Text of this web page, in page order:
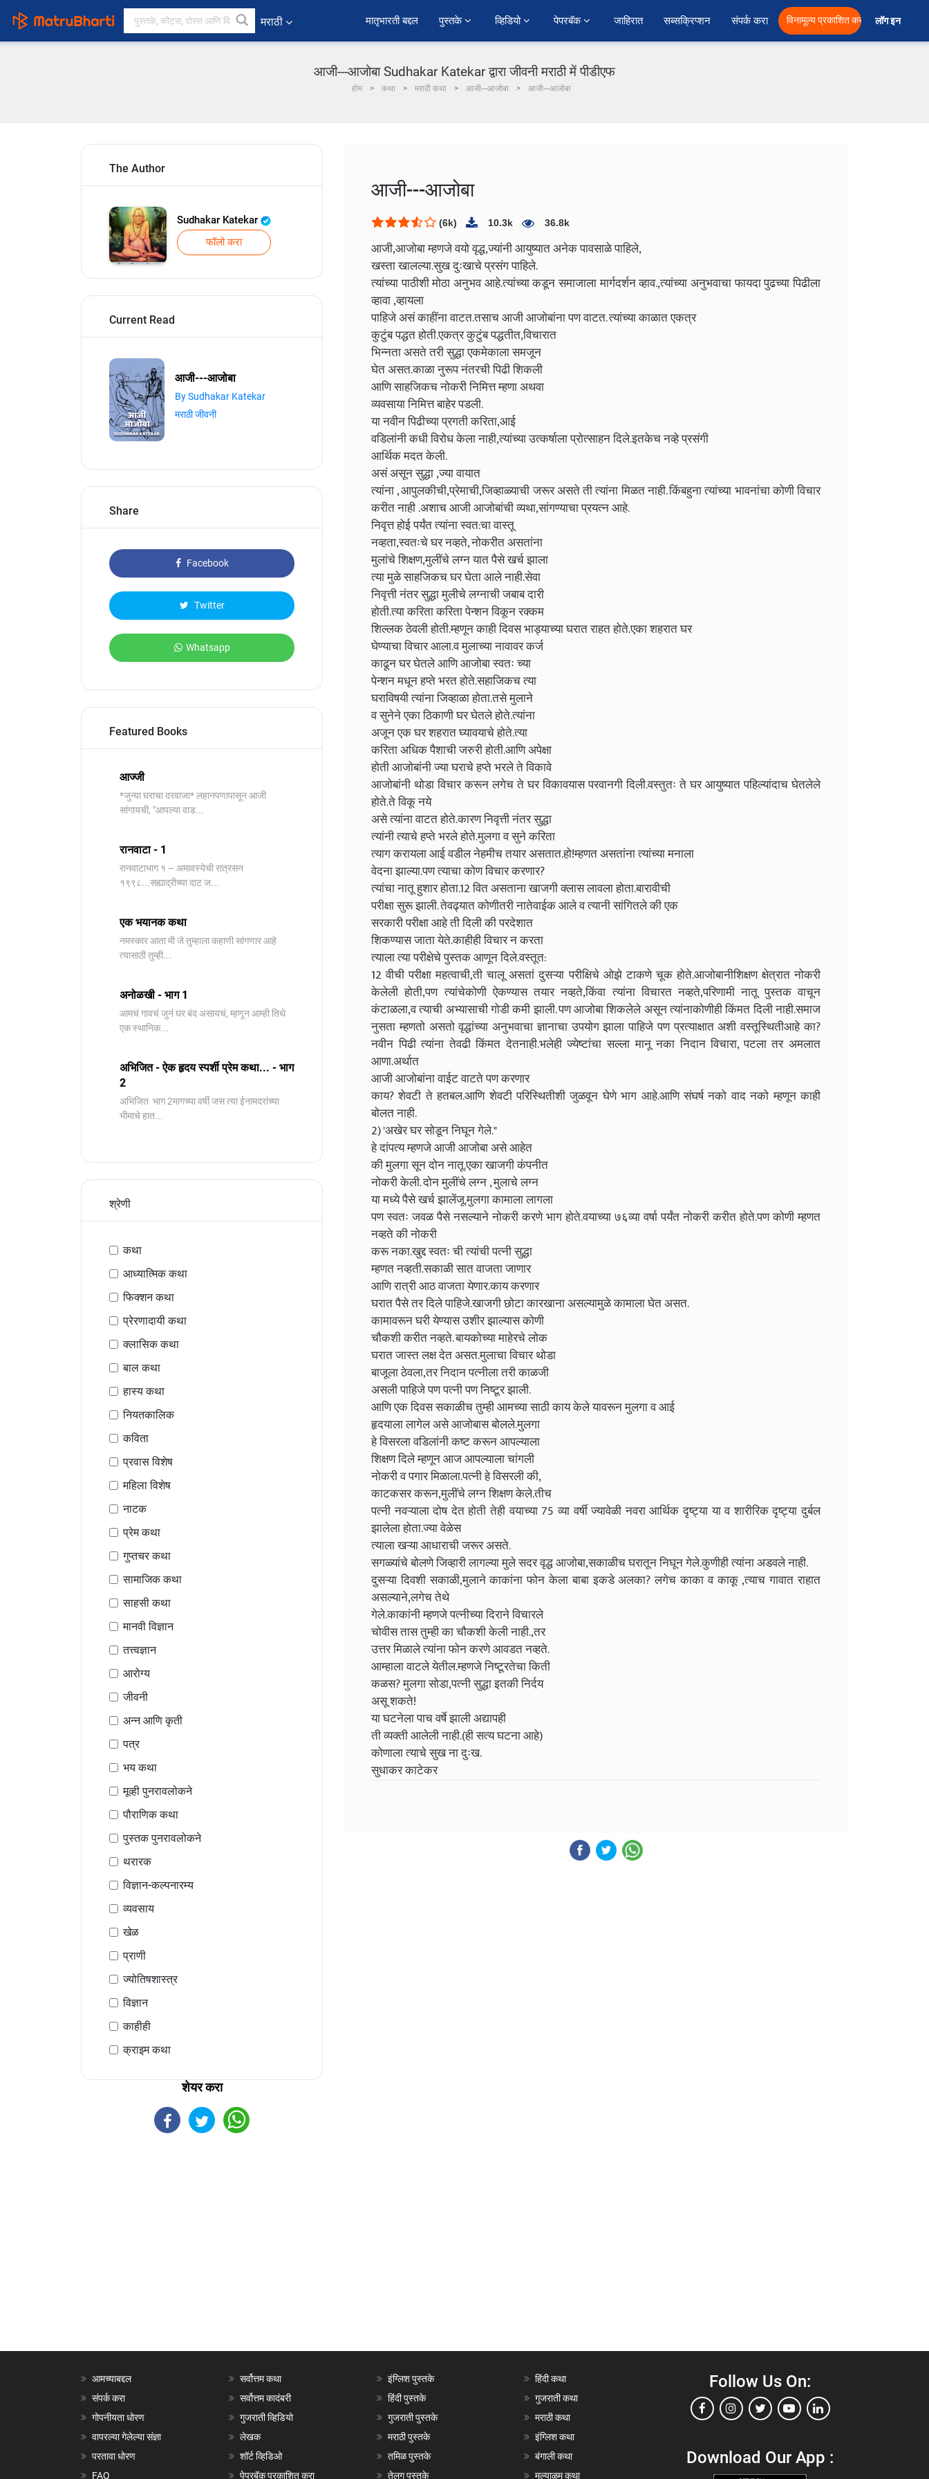
मराठी ﻿मातृभारती बद्दल पुस्तके व्हिडियो पेपरबॅक जाहिरात सब्सक्रिप्शन संपर्क करा विनामूल्य प्रकाशित करा लॉग इन
आजी---आजोबा Sudhakar Katekar द्वारा जीवनी मराठी में पीडीएफ
होम कथा मराठी कथा आजी---आजोबा आजी---आजोबा
The Author
Sudhakar Katekar
फॉलो करा
Current Read
आजी---आजोबा
By Sudhakar Katekar
मराठी जीवनी
Share
Facebook
Twitter
Whatsapp
Featured Books
आज्जी
*जुन्या घराचा दरवाजा* लहानपणापासून आजी
सांगायची, "आपल्या वाड...
रानवाटा - 1
रानवाटाभाग १ – अमावस्येची रात्रसन
१९९८...सह्याद्रीच्या दाट ज...
एक भयानक कथा
नमस्कार आता मी जे तुम्हाला कहाणी सांगणार आहे
त्यासाठी तुम्ही...
अनोळखी - भाग 1
आमचं गावचं जुनं घर बंद असायचं, म्हणून आम्ही तिथे
एक स्थानिक...
अभिजित - ऐक हृदय स्पर्शी प्रेम कथा... - भाग
2
️अभिजित ️ भाग 2मागच्या वर्षी जस त्या ईनामदरांच्या
भीमाचे हात...
श्रेणी
कथा
आध्यात्मिक कथा
फिक्शन कथा
प्रेरणादायी कथा
क्लासिक कथा
बाल कथा
हास्य कथा
नियतकालिक
कविता
प्रवास विशेष
महिला विशेष
नाटक
प्रेम कथा
गुप्तचर कथा
सामाजिक कथा
साहसी कथा
मानवी विज्ञान
तत्त्वज्ञान
आरोग्य
जीवनी
अन्न आणि कृती
पत्र
भय कथा
मूव्ही पुनरावलोकने
पौराणिक कथा
पुस्तक पुनरावलोकने
थरारक
विज्ञान-कल्पनारम्य
व्यवसाय
खेळ
प्राणी
ज्योतिषशास्त्र
विज्ञान
काहीही
क्राइम कथा
शेयर करा
आजी---आजोबा
(6k) 10.3k 36.8k
आजी,आजोबा म्हणजे वयो वृद्ध,ज्यांनी आयुष्यात अनेक पावसाळे पाहिले,
खस्ता खालल्या.सुख दुःखाचे प्रसंग पाहिले.
त्यांच्या पाठीशी मोठा अनुभव आहे.त्यांच्या कडून समाजाला मार्गदर्शन व्हाव.,त्यांच्या अनुभवाचा फायदा पुढच्या पिढीला
व्हावा ,व्हायला
पाहिजे असं काहींना वाटत.तसाच आजी आजोबांना पण वाटत. त्यांच्या काळात एकत्र
कुटुंब पद्धत होती.एकत्र कुटुंब पद्धतीत,विचारात
भिन्नता असते तरी सुद्धा एकमेकाला समजून
घेत असत.काळा नुरूप नंतरची पिढी शिकली
आणि साहजिकच नोकरी निमित्त म्हणा अथवा
व्यवसाया निमित्त बाहेर पडली.
या नवीन पिढीच्या प्रगती करिता,आई
वडिलांनी कधी विरोध केला नाही,त्यांच्या उत्कर्षाला प्रोत्साहन दिले.इतकेच नव्हे प्रसंगी
आर्थिक मदत केली.
असं असून सुद्धा ,ज्या वायात
त्यांना , आपुलकीची,प्रेमाची,जिव्हाळ्याची जरूर असते ती त्यांना मिळत नाही. किंबहुना त्यांच्या भावनांचा कोणी विचार
करीत नाही .अशाच आजी आजोबांची व्यथा,सांगण्याचा प्रयत्न आहे.
निवृत्त होई पर्यंत त्यांना स्वत:चा वास्तू
नव्हता,स्वतःचे घर नव्हते, नोकरीत असतांना
मुलांचे शिक्षण,मुलींचे लग्न यात पैसे खर्च झाला
त्या मुळे साहजिकच घर घेता आले नाही.सेवा
निवृत्ती नंतर सुद्धा मुलीचे लग्नाची जबाब दारी
होती.त्या करिता करिता पेन्शन विकून रक्कम
शिल्लक ठेवली होती.म्हणून काही दिवस भाड्याच्या घरात राहत होते.एका शहरात घर
घेण्याचा विचार आला.व मुलाच्या नावावर कर्ज
काढून घर घेतले आणि आजोबा स्वतः च्या
पेन्शन मधून हप्ते भरत होते.सहाजिकच त्या
घराविषयी त्यांना जिव्हाळा होता.तसे मुलाने
व सुनेने एका ठिकाणी घर घेतले होते.त्यांना
अजून एक घर शहरात घ्यावयाचे होते.त्या
करिता अधिक पैशाची जरुरी होती.आणि अपेक्षा
होती आजोबांनी ज्या घराचे हप्ते भरले ते विकावे
आजोबांनी थोडा विचार करून लगेच ते घर विकावयास परवानगी दिली.वस्तुतः ते घर आयुष्यात पहिल्यांदाच घेतलेले
होते.ते विकू नये
असे त्यांना वाटत होते.कारण निवृत्ती नंतर सुद्धा
त्यांनी त्याचे हप्ते भरले होते.मुलगा व सुने करिता
त्याग करायला आई वडील नेहमीच तयार असतात.हो!म्हणत असतांना त्यांच्या मनाला
वेदना झाल्या.पण त्याचा कोण विचार करणार?
त्यांचा नातू हुशार होता.12 वित असताना खाजगी क्लास लावला होता.बारावीची
परीक्षा सुरू झाली. तेवढ्यात कोणीतरी नातेवाईक आले व त्यानी सांगितले की एक
सरकारी परीक्षा आहे ती दिली की परदेशात
शिकण्यास जाता येते.काहीही विचार न करता
त्याला त्या परीक्षेचे पुस्तक आणून दिले.वस्तूत:
12 वीची परीक्षा महत्वाची,ती चालू असतांदुसऱ्या परीक्षिचे ओझे टाकणे चूक होते.आजोबानीशिक्षण क्षेत्रात नोकरी
केलेली होती,पण त्यांचेकोणी ऐकण्यास तयार नव्हते,किंवा त्यांना विचारत नव्हते,परिणामी नातू पुस्तक वाचून
कंटाळला,व त्याची अभ्यासाची गोडी कमी झाली. पण आजोबा शिकलेले असून त्यांनाकोणीही किंमत दिली नाही.समाज
नुसता म्हणतो असतो वृद्धांच्या अनुभवाचा ज्ञानाचा उपयोग झाला पाहिजे पण प्रत्याक्षात अशी वस्तूस्थितीआहे का?
नवीन पिढी त्यांना तेवढी किंमत देतनाही.भलेही ज्येष्टांचा सल्ला मानू नका निदान विचारा, पटला तर अमलात
आणा.अर्थात
आजी आजोबांना वाईट वाटते पण करणार
काय? शेवटी ते हतबल.आणि शेवटी परिस्थितीशी जुळवून घेणे भाग आहे.आणि संघर्ष नको वाद नको म्हणून काही
बोलत नाही.
2) 'अखेर घर सोडून निघून गेले."
हे दांपत्य म्हणजे आजी आजोबा असे आहेत
की मुलगा सून दोन नातू.एका खाजगी कंपनीत
नोकरी केली. दोन मुलींचे लग्न , मुलाचे लग्न
या मध्ये पैसे खर्च झालेंजू.मुलगा कामाला लागला
पण स्वतः जवळ पैसे नसल्याने नोकरी करणे भाग होते.वयाच्या ७६व्या वर्षा पर्यंत नोकरी करीत होते.पण कोणी म्हणत
नव्हते की नोकरी
करू नका.खुद्द स्वतः ची त्यांची पत्नी सुद्धा
म्हणत नव्हती.सकाळी सात वाजता जाणार
आणि रात्री आठ वाजता येणार.काय करणार
घरात पैसे तर दिले पाहिजे.खाजगी छोटा कारखाना असल्यामुळे कामाला घेत असत.
कामावरून घरी येण्यास उशीर झाल्यास कोणी
चौकशी करीत नव्हते. बायकोच्या माहेरचे लोक
घरात जास्त लक्ष देत असत.मुलाचा विचार थोडा
बाजूला ठेवला,तर निदान पत्नीला तरी काळजी
असली पाहिजे पण पत्नी पण निष्टूर झाली.
आणि एक दिवस सकाळीच तुम्ही आमच्या साठी काय केले यावरून मुलगा व आई
हृदयाला लागेल असे आजोबास बोलले.मुलगा
हे विसरला वडिलांनी कष्ट करून आपल्याला
शिक्षण दिले म्हणून आज आपल्याला चांगली
नोकरी व पगार मिळाला.पत्नी हे विसरली की,
काटकसर करून,मुलींचे लग्न शिक्षण केले.तीच
पत्नी नवऱ्याला दोष देत होती तेही वयाच्या 75 व्या वर्षी ज्यावेळी नवरा आर्थिक दृष्ट्या या व शारीरिक दृष्ट्या दुर्बल
झालेला होता.ज्या वेळेस
त्याला खऱ्या आधाराची जरूर असते.
सगळ्यांचे बोलणे जिव्हारी लागल्या मुले सदर वृद्ध आजोबा,सकाळीच घरातून निघूनगेले.कुणीही त्यांना अडवले नाही.
दुसऱ्या दिवशी सकाळी,मुलाने काकांना फोन केला बाबा इकडे अलका? लगेच काका व काकू ,त्याच गावात राहात
असल्याने,लगेच तेथे
गेले.काकांनी म्हणजे पत्नीच्या दिराने विचारले
चोवीस तास तुम्ही का चौकशी केली नाही.,तर
उत्तर मिळाले त्यांना फोन करणे आवडत नव्हते.
आम्हाला वाटले येतील.म्हणजे निष्टूरतेचा किती
कळस? मुलगा सोडा,पत्नी सुद्धा इतकी निर्दय
असू शकते!
या घटनेला पाच वर्षे झाली अद्यापही
ती व्यक्ती आलेली नाही.(ही सत्य घटना आहे)
कोणाला त्याचे सुख ना दुःख.
सुधाकर काटेकर
आमच्याबद्दल
संपर्क करा
गोपनीयता धोरण
वापरल्या गेलेल्या संज्ञा
परतावा धोरण
FAQ
सर्वोत्तम कथा
सर्वोत्तम कादंबरी
गुजराती व्हिडियो
लेखक
शॉर्ट व्हिडिओ
पेपरबॅक प्रकाशित करा
इंग्लिश पुस्तके
हिंदी पुस्तके
गुजराती पुस्तके
मराठी पुस्तके
तमिळ पुस्तके
तेलगु पुस्तके
हिंदी कथा
गुजराती कथा
मराठी कथा
इंग्लिश कथा
बंगाली कथा
मल्याळम कथा
Follow Us On:
Download Our App :